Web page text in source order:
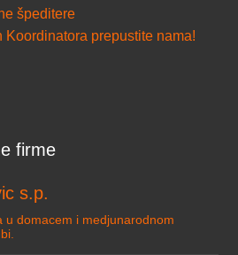
špeditere
Koordinatora prepustite nama!
firme
s.p.
u domacem i medjunarodnom